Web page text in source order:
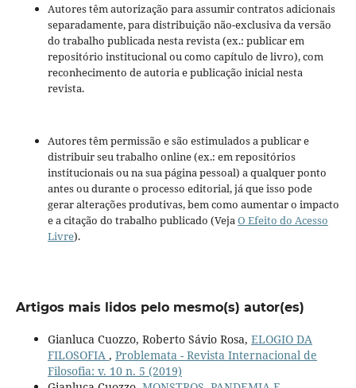
Autores têm autorização para assumir contratos adicionais
separadamente, para distribuição não-exclusiva da versão
do trabalho publicada nesta revista (ex.: publicar em
repositório institucional ou como capítulo de livro), com
reconhecimento de autoria e publicação inicial nesta
revista.
Autores têm permissão e são estimulados a publicar e
distribuir seu trabalho online (ex.: em repositórios
institucionais ou na sua página pessoal) a qualquer ponto
antes ou durante o processo editorial, já que isso pode
gerar alterações produtivas, bem como aumentar o impacto
e a citação do trabalho publicado (VejaO Efeito do Acesso
Livre).
Artigos mais lidos pelo mesmo(s) autor(es)
Gianluca Cuozzo, Roberto Sávio Rosa, ELOGIO DA
FILOSOFIA , Problemata - Revista Internacional de
Filosofia: v. 10 n. 5 (2019)